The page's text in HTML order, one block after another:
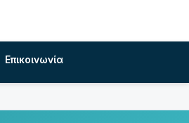
Επικοινωνία